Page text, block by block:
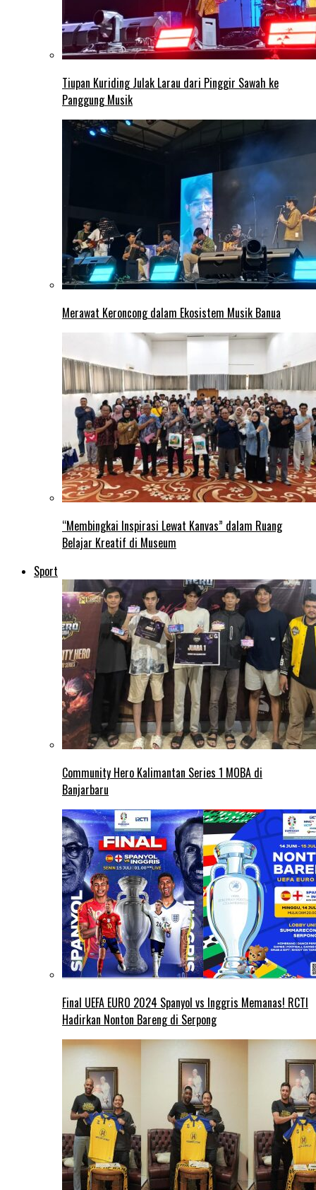
Tiupan Kuriding Julak Larau dari Pinggir Sawah ke
Panggung Musik
Merawat Keroncong dalam Ekosistem Musik Banua
“Membingkai Inspirasi Lewat Kanvas” dalam Ruang
Belajar Kreatif di Museum
Sport
Community Hero Kalimantan Series 1 MOBA di
Banjarbaru
Final UEFA EURO 2024 Spanyol vs Inggris Memanas! RCTI
Hadirkan Nonton Bareng di Serpong